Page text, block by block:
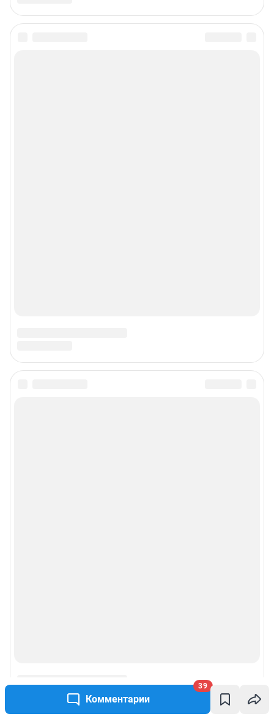
Комментарии
39